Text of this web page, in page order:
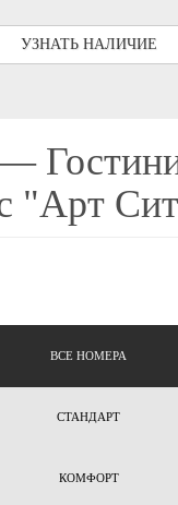
УЗНАТЬ НАЛИЧИЕ
"Арт
ВCЕ НОМЕРА
СТАНДАРТ
КОМФОРТ